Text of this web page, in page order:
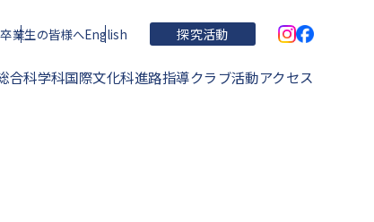
卒業生の皆様へEnglish 探究活動
合科学科国際文化科進路指導クラブ活動アクセス